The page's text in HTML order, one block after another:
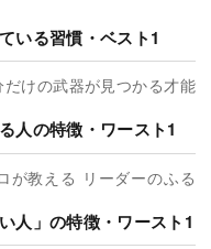
いる習慣・ベスト1
けの武器が見つかる才能
人の特徴・ワースト1
が教える リーダーのふる
人」の特徴・ワースト1